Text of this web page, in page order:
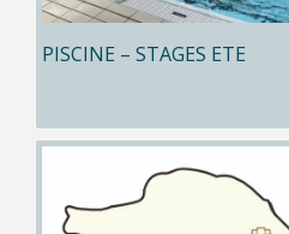
PISCINE – STAGES ETE